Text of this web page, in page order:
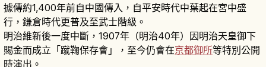
據傳約1,400年前自中國傳入，自平安時代中葉起在宮中盛
行，鎌倉時代更普及至武士階級。
明治維新後一度中斷，1907年（明治40年）因明治天皇御下
賜金而成立「蹴鞠保存會」，至今仍會在京都御所等特別公開
時演出。